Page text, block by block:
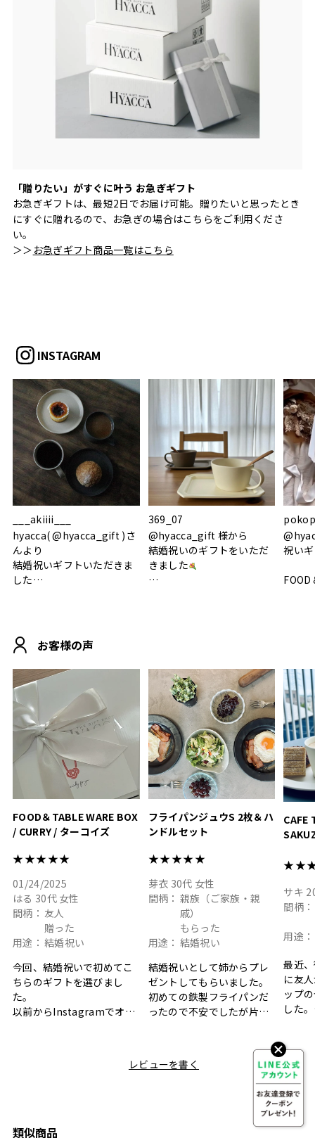
「贈りたい」がすぐに叶う お急ぎギフト
お急ぎギフトは、最短2日でお届け可能。贈りたいと思ったとき
にすぐに贈れるので、お急ぎの場合はこちらをご利用くださ
い。
＞＞ お急ぎギフト商品一覧はこちら
INSTAGRAM
___akiiii___
hyacca( @hyacca_gift )さ
んより
結婚祝いギフトいただきま
した
おうちカフェもお洒落にな
って嬉しい𖠚 ⡱
.
#hyacca #結婚祝い
369_07
@hyacca_gift 様から
結婚祝いのギフトをいただ
きました
素敵なギフトを
ありがとうございました
#hyacca #結婚祝い
#お祝い #プレゼント
祝い
FOOD
真っ
いい
#結婚
淡色
結婚
色イ
お客様の声
FOOD＆TABLE WARE BOX
/ CURRY / ターコイズ
★★★★★
01/24/2025
はる 30代 女性
間柄： 友人
贈った
用途： 結婚祝い
今回、結婚祝いで初めてこ
ちらのギフトを選びまし
た。
以前からInstagramでオシ
と大好きなカレーのセット
ちらも大変気に入ったと写
フライパンジュウS 2枚＆ハ
ンドルセット
★★★★★
芽衣 30代 女性
間柄： 親族（ご家族・親
戚）
もらった
用途： 結婚祝い
結婚祝いとして姉からプレ
ゼントしてもらいました。
初めての鉄製フライパンだ
ったので不安でしたが片手
として食卓に出せるのも便
利です。洗い物も減って一
メッセージカードで姉から
のメッセージに少しうるっ
ときてしまいました。姉の
CAFE
サキ
間柄：
用途：
最近
に友
ップ
した。
しい
も親
夫婦
ーク
休憩
のが
レビューを書く
類似商品